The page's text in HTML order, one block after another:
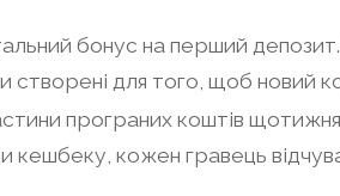
бонус на перший
створені для того, щоб новий
програних коштів
кешбеку, кожен гравець